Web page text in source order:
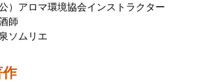
）アロマ環境協会インストラクター
師
ソムリエ
作